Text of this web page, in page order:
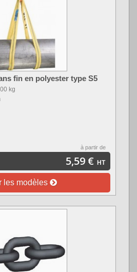
fin en polyester type S5
kg
à partir de
5,59 € HT
les modèles